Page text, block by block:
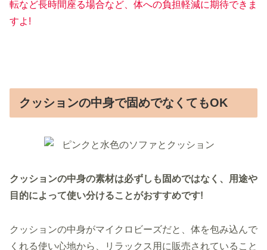
転など長時間座る場合など、体への負担軽減に期待できま
すよ!
クッションの中身で固めでなくてもOK
クッションの中身の素材は必ずしも固めではなく、用途や
目的によって使い分けることがおすすめです!
クッションの中身がマイクロビーズだと、体を包み込んで
くれる使い心地から、リラックス用に販売されていること